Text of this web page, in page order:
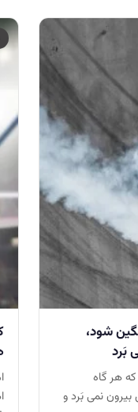
شود،
بَرد
هر گاه
نمی بَرد و